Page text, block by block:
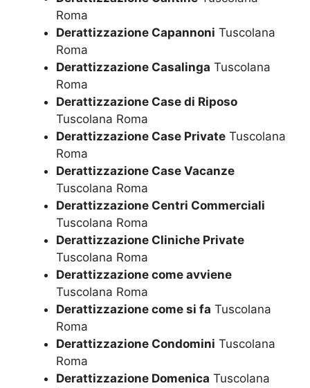
Roma
Derattizzazione Capannoni Tuscolana
Roma
Derattizzazione Casalinga Tuscolana
Roma
Derattizzazione Case di Riposo
Tuscolana Roma
Derattizzazione Case Private Tuscolana
Roma
Derattizzazione Case Vacanze
Tuscolana Roma
Derattizzazione Centri Commerciali
Tuscolana Roma
Derattizzazione Cliniche Private
Tuscolana Roma
Derattizzazione come avviene
Tuscolana Roma
Derattizzazione come si fa Tuscolana
Roma
Derattizzazione Condomini Tuscolana
Roma
Derattizzazione Domenica Tuscolana